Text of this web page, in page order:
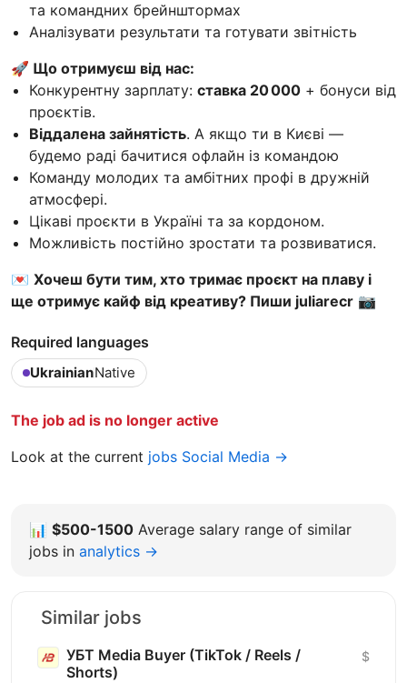
та командних брейнштормах
Аналізувати результати та готувати звітність
🚀 Що отримуєш від нас:
Конкурентну зарплату: ставка 20 000 + бонуси від
проєктів.
Віддалена зайнятість. А якщо ти в Києві —
будемо раді бачитися офлайн із командою
Команду молодих та амбітних профі в дружній
атмосфері.
Цікаві проєкти в Україні та за кордоном.
Можливість постійно зростати та розвиватися.
💌 Хочеш бути тим, хто тримає проєкт на плаву і
ще отримує кайф від креативу? Пиши juliarecr 📷
Required languages
UkrainianNative
The job ad is no longer active
Look at the current jobs Social Media →
📊 $500-1500 Average salary range of similar
jobs in analytics →
Similar jobs
УБТ Media Buyer (TikTok / Reels /
Shorts)
$